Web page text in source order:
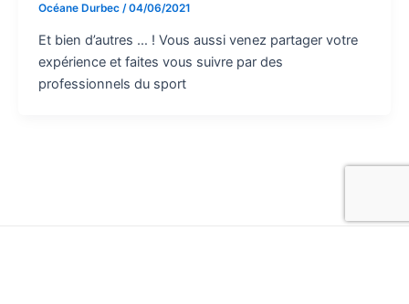
Océane Durbec /04/06/2021
Et bien d’autres … ! Vous aussi venez partager votre
expérience et faites vous suivre par des
professionnels du sport